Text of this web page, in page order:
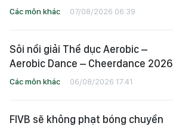
Các môn khác 07/08/2026 06:39
Sôi nổi giải Thể dục Aerobic –
Aerobic Dance – Cheerdance 2026
Các môn khác 06/08/2026 17:41
FIVB sẽ không phạt bóng chuyền